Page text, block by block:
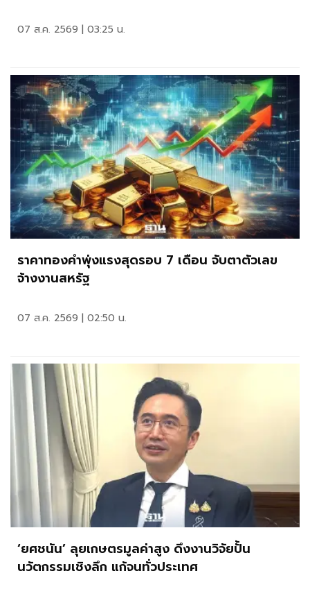
07 ส.ค. 2569 | 03:25 น.
ราคาทองคำพุ่งแรงสุดรอบ 7 เดือน จับตาตัวเลข
จ้างงานสหรัฐ
07 ส.ค. 2569 | 02:50 น.
‘ยศชนัน’ ลุยเกษตรมูลค่าสูง ดึงงานวิจัยปั้น
นวัตกรรมเชิงลึก แก้จนทั่วประเทศ